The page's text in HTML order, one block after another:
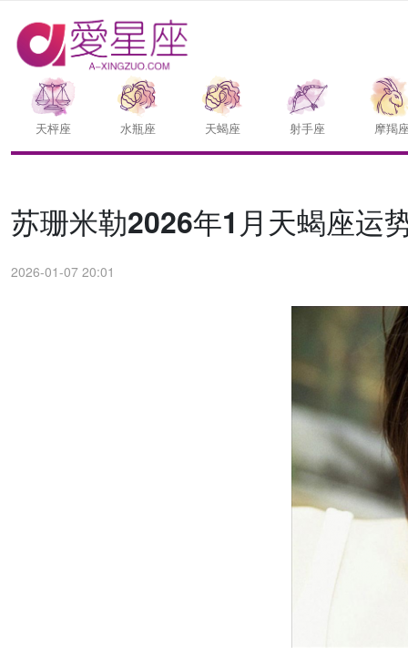
天枰座 水瓶座 天蝎座 射手座 摩羯
苏珊米勒2026年1月天蝎座运
2026-01-07 20:01